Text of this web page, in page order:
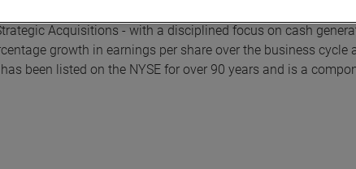
integrates the Four Growth Strategies - Operational
Acquisitions - with a disciplined focus on cash
growth in earnings per share over the business cycle
been listed on the NYSE for over 90 years and is a